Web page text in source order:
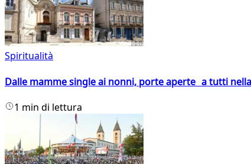
Spiritualità
Dalle mamme single ai nonni, porte aperte a tutti nella
1 min di lettura